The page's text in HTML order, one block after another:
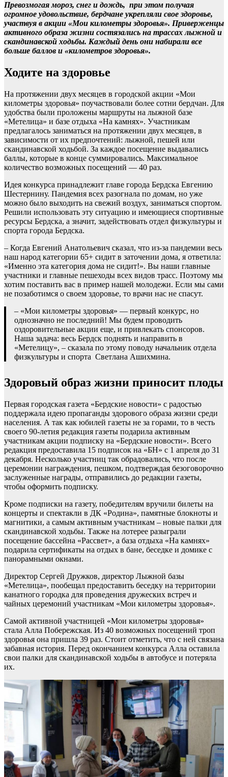
Превозмогая мороз, снег и дождь, при этом получая
огромное удовольствие, бердчане укрепляли свое здоровье,
участвуя в акции «Мои километры здоровья». Приверженцы
активного образа жизни состязались на трассах лыжной и
скандинавской ходьбы. Каждый день они набирали все
больше баллов и «километров здоровья».
Ходите на здоровье
На протяжении двух месяцев в городской акции «Мои
километры здоровья» поучаствовали более сотни бердчан. Для
удобства были проложены маршруты на лыжной базе
«Метелица» и базе отдыха «На камнях». Участникам
предлагалось заниматься на протяжении двух месяцев, в
зависимости от их предпочтений: лыжной, пешей или
скандинавской ходьбой. За каждое посещение выдавались
баллы, которые в конце суммировались. Максимальное
количество возможных посещений — 40 раз.
Идея конкурса принадлежит главе города Бердска Евгению
Шестернину. Пандемия всех разогнала по домам, но уже
можно было выходить на свежий воздух, заниматься спортом.
Решили использовать эту ситуацию и имеющиеся спортивные
ресурсы Бердска, а значит, задействовать отдел физкультуры и
спорта города Бердска.
– Когда Евгений Анатольевич сказал, что из-за пандемии весь
наш народ категории 65+ сидит в заточении дома, я ответила:
«Именно эта категория дома не сидит!». Вы наши главные
участники и главные пешеходы всех видов трасс. Поэтому мы
хотим поставить вас в пример нашей молодежи. Если мы сами
не позаботимся о своем здоровье, то врачи нас не спасут.
– «Мои километры здоровья» — первый конкурс, но
однозначно не последний! Мы будем проводить
оздоровительные акции еще, и привлекать спонсоров.
Наша задача: весь Бердск поднять и направить в
«Метелицу», – сказала по этому поводу начальник отдела
физкультуры и спорта Светлана Ашихмина.
Здоровый образ жизни приносит плоды
Первая городская газета «Бердские новости» с радостью
поддержала идею пропаганды здорового образа жизни среди
населения. А так как юбилей газеты не за горами, то в честь
своего 90-летия редакция газеты подарила активным
участникам акции подписку на «Бердские новости». Всего
редакция предоставила 15 подписок на «БН» с 1 апреля до 31
декабря. Несколько участниц так обрадовались, что после
церемонии награждения, пешком, подтверждая безоговорочно
заслуженные награды, отправились до редакции газеты,
чтобы оформить подписку.
Кроме подписки на газету, победителям вручили билеты на
концерты и спектакли в ДК «Родина», памятные блокноты и
магнитики, а самым активным участникам – новые палки для
скандинавской ходьбы. Также на лотерее разыграли
посещение бассейна «Рассвет», а база отдыха «На камнях»
подарила сертификаты на отдых в бане, беседке и домике с
панорамными окнами.
Директор Сергей Дружков, директор Лыжной базы
«Метелица», пообещал предоставить беседку на территории
канатного городка для проведения дружеских встреч и
чайных церемоний участникам «Мои километры здоровья».
Самой активной участницей «Мои километры здоровья»
стала Алла Побережская. Из 40 возможных посещений троп
здоровья она пришла 39 раз. Стоит отметить, что с ней связана
забавная история. Перед окончанием конкурса Алла оставила
свои палки для скандинавской ходьбы в автобусе и потеряла
их.